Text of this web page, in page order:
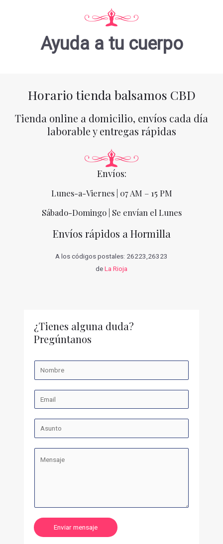
Ayuda a tu cuerpo
Horario tienda balsamos CBD
Tienda online a domicilio, envíos cada día
laborable y entregas rápidas
Envíos:
Lunes-a-Viernes | 07 AM – 15 PM
Sábado-Domingo | Se envían el Lunes
Envíos rápidos a Hormilla
A los códigos postales: 26223,26323
deLa Rioja
¿Tienes alguna duda?
Pregúntanos
Enviar mensaje